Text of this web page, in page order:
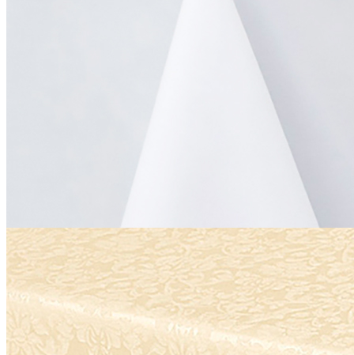
Дорожка «Ричард» 55х145 см, 1346 цвет 010101 белый
715 руб.